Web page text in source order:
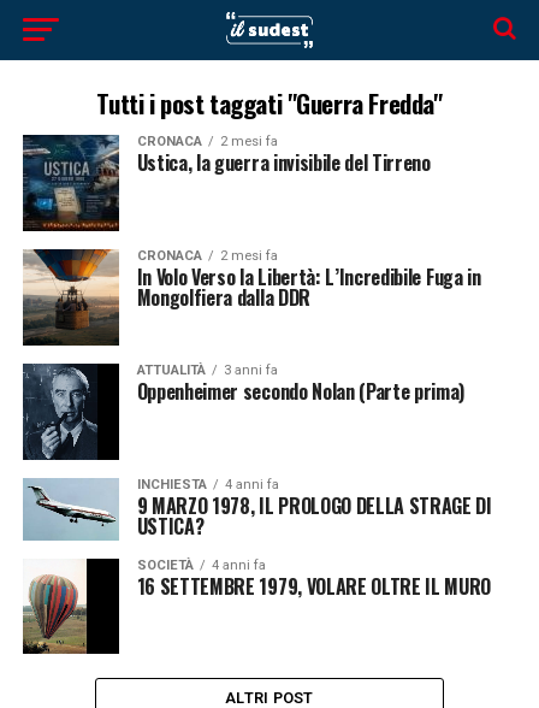
Tutti i post taggati "Guerra Fredda"
CRONACA 2 mesi fa
Ustica, la guerra invisibile del Tirreno
CRONACA 2 mesi fa
In Volo Verso la Libertà: L’Incredibile Fuga in
Mongolfiera dalla DDR
ATTUALITÀ 3 anni fa
Oppenheimer secondo Nolan (Parte prima)
INCHIESTA 4 anni fa
9 MARZO 1978, IL PROLOGO DELLA STRAGE DI
USTICA?
SOCIETÀ 4 anni fa
16 SETTEMBRE 1979, VOLARE OLTRE IL MURO
ALTRI POST